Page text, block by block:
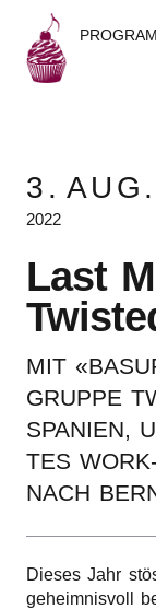
s
e
r
s
B
e
r
n
3. AUG.
2022
Last
MIT
GRUP­PE
SPANI­EN,
TES
NACH
Dieses Jahr
geheim­nis­voll